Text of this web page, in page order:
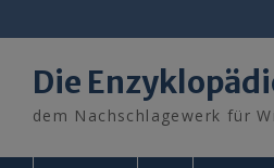
to
Die
dem Nachschlagewerk für